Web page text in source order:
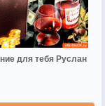
для тебя Руслан